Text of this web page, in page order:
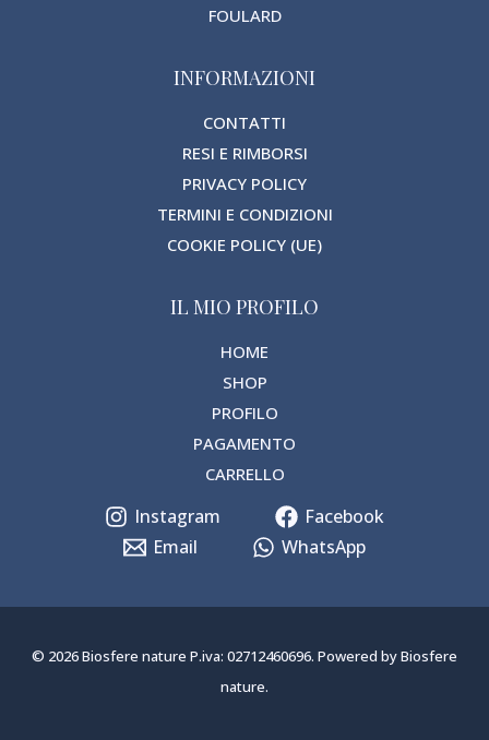
FOULARD
INFORMAZIONI
CONTATTI
RESI E RIMBORSI
PRIVACY POLICY
TERMINI E CONDIZIONI
COOKIE POLICY (UE)
IL MIO PROFILO
HOME
SHOP
PROFILO
PAGAMENTO
CARRELLO
Instagram
Facebook
Email
WhatsApp
© 2026 Biosfere nature P.iva: 02712460696. Powered by Biosfere
nature.